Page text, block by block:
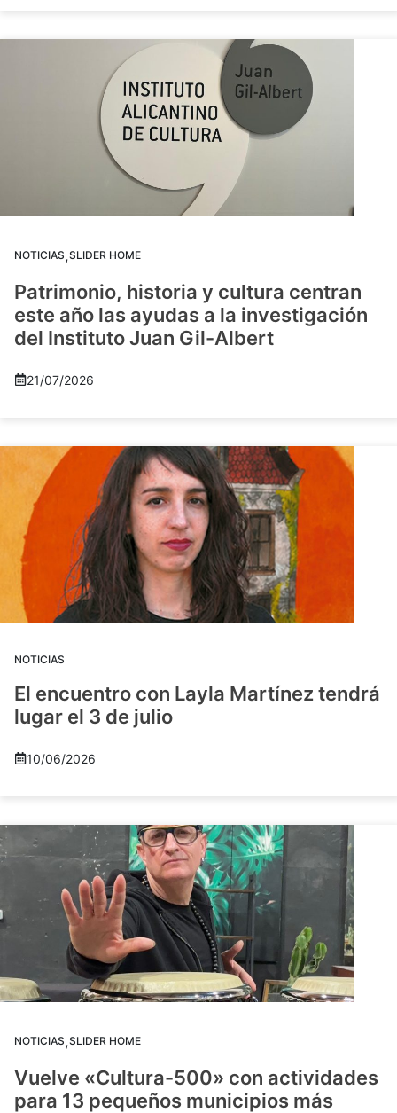
NOTICIAS,SLIDER HOME
Patrimonio, historia y cultura centran
este año las ayudas a la investigación
del Instituto Juan Gil-Albert
21/07/2026
NOTICIAS
El encuentro con Layla Martínez tendrá
lugar el 3 de julio
10/06/2026
NOTICIAS,SLIDER HOME
Vuelve «Cultura-500» con actividades
para 13 pequeños municipios más